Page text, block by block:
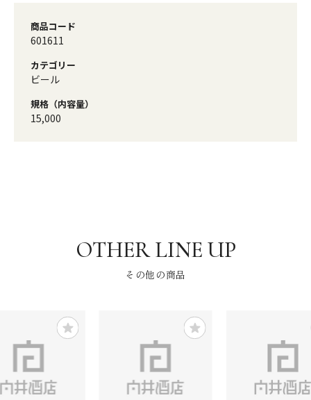
商品コード
601611
カテゴリー
ビール
規格（内容量）
15,000
その他の商品